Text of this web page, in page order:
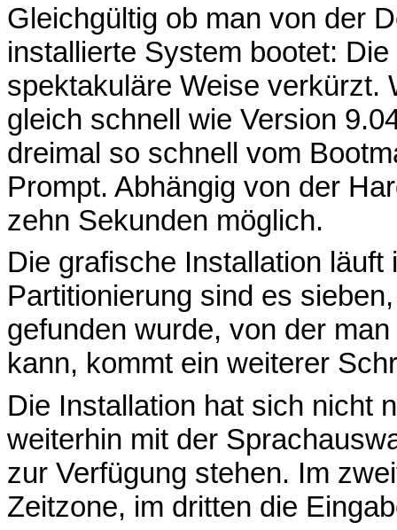
Gleichgültig ob man von der
installierte System bootet:
spektakuläre Weise verkürzt.
gleich schnell wie Version
dreimal so schnell vom
Prompt. Abhängig von der
zehn Sekunden möglich.
Die grafische Installation
Partitionierung sind es
gefunden wurde, von der
kann, kommt ein weiterer
Die Installation hat sich nicht
weiterhin mit der
zur Verfügung stehen. Im
Zeitzone, im dritten die